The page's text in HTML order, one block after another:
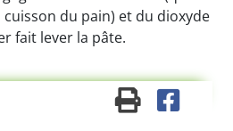
du pain) et du dioxyde
fait lever la pâte.